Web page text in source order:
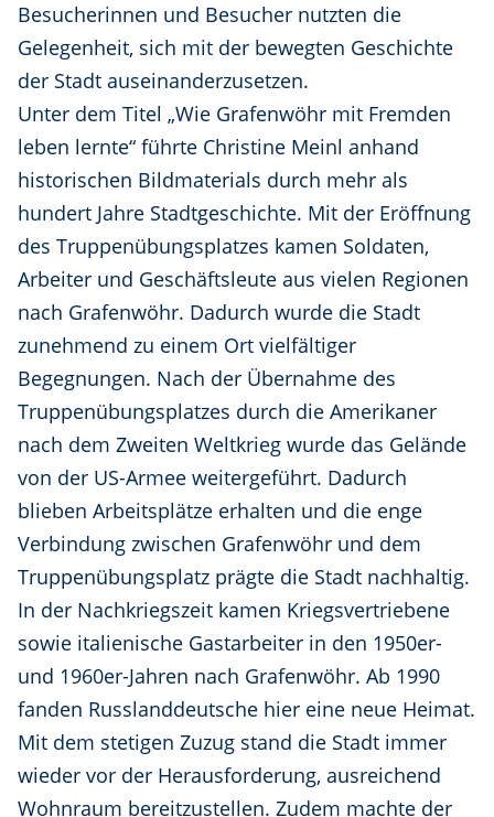
Besucherinnen und Besucher nutzten die
Gelegenheit, sich mit der bewegten Geschichte
der Stadt auseinanderzusetzen.
Unter dem Titel „Wie Grafenwöhr mit Fremden
leben lernte“ führte Christine Meinl anhand
historischen Bildmaterials durch mehr als
hundert Jahre Stadtgeschichte. Mit der Eröffnung
des Truppenübungsplatzes kamen Soldaten,
Arbeiter und Geschäftsleute aus vielen Regionen
nach Grafenwöhr. Dadurch wurde die Stadt
zunehmend zu einem Ort vielfältiger
Begegnungen. Nach der Übernahme des
Truppenübungsplatzes durch die Amerikaner
nach dem Zweiten Weltkrieg wurde das Gelände
von der US-Armee weitergeführt. Dadurch
blieben Arbeitsplätze erhalten und die enge
Verbindung zwischen Grafenwöhr und dem
Truppenübungsplatz prägte die Stadt nachhaltig.
In der Nachkriegszeit kamen Kriegsvertriebene
sowie italienische Gastarbeiter in den 1950er-
und 1960er-Jahren nach Grafenwöhr. Ab 1990
fanden Russlanddeutsche hier eine neue Heimat.
Mit dem stetigen Zuzug stand die Stadt immer
wieder vor der Herausforderung, ausreichend
Wohnraum bereitzustellen. Zudem machte der